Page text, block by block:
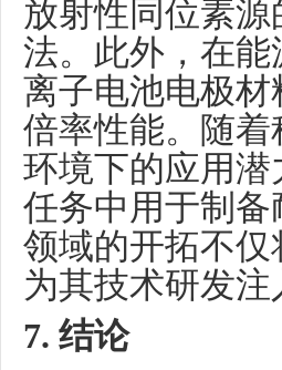
放射性同位素
法。此外，在
离子电池电极
倍率性能。随
环境下的应用
任务中用于制
领域的开拓不
为其技术研发注
7. 结论